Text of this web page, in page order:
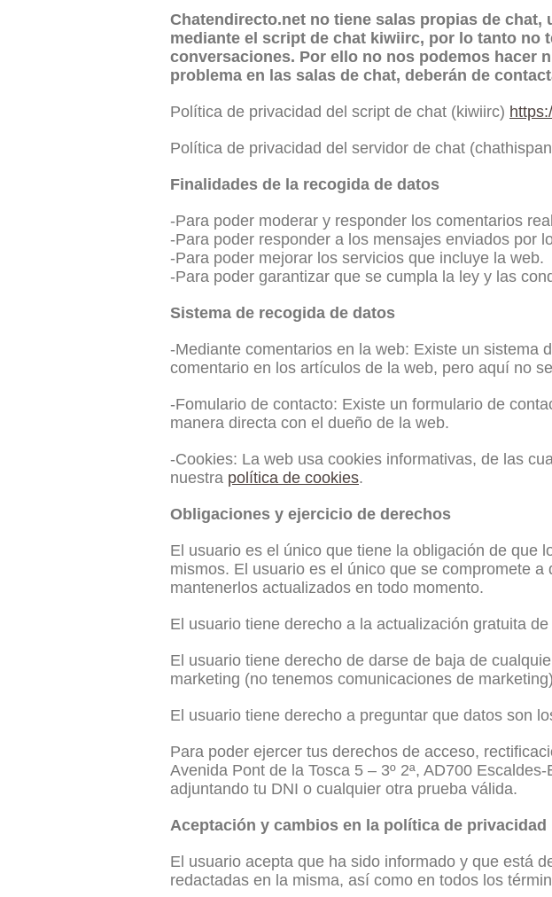
Chatendirecto.net no tiene salas propias de
mediante el script de chat kiwiirc, por lo tanto no
conversaciones. Por ello no nos podemos hacer
problema en las salas de chat, deberán de
Política de privacidad del script de chat (kiwiirc)
Política de privacidad del servidor de chat
Finalidades de la recogida de datos
-Para poder moderar y responder los comentarios
-Para poder responder a los mensajes enviados por
-Para poder mejorar los servicios que incluye la web.
-Para poder garantizar que se cumpla la ley y las
Sistema de recogida de datos
-Mediante comentarios en la web: Existe un sistema
comentario en los artículos de la web, pero aquí no
-Fomulario de contacto: Existe un formulario de
manera directa con el dueño de la web.
-Cookies: La web usa cookies informativas, de las
nuestra política de cookies.
Obligaciones y ejercicio de derechos
El usuario es el único que tiene la obligación de que
mismos. El usuario es el único que se compromete
mantenerlos actualizados en todo momento.
El usuario tiene derecho a la actualización gratuita
El usuario tiene derecho de darse de baja de
marketing (no tenemos comunicaciones de
El usuario tiene derecho a preguntar que datos son
Para poder ejercer tus derechos de acceso,
Avenida Pont de la Tosca 5 – 3º 2ª, AD700
adjuntando tu DNI o cualquier otra prueba válida.
Aceptación y cambios en la política de privacidad
El usuario acepta que ha sido informado y que está
redactadas en la misma, así como en todos los